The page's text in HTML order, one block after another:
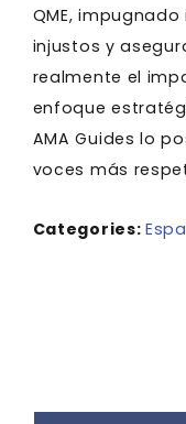
QME,
injustos y
realmente el
enfoque
AMA Guides lo
voces más
Categories: